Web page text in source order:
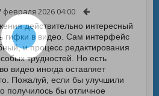
февраля 2026 04:00
действительно интересный
гифки в видео. Сам интерфейс
и процесс редактирования
трудностей. Но есть
видео иногда оставляет
Пожалуй, если бы улучшили
получилось бы отличное